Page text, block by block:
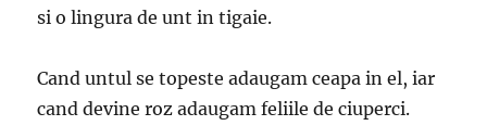
si o lingura de unt in tigaie.
Cand untul se topeste adaugam ceapa in el, iar
cand devine roz adaugam feliile de ciuperci.